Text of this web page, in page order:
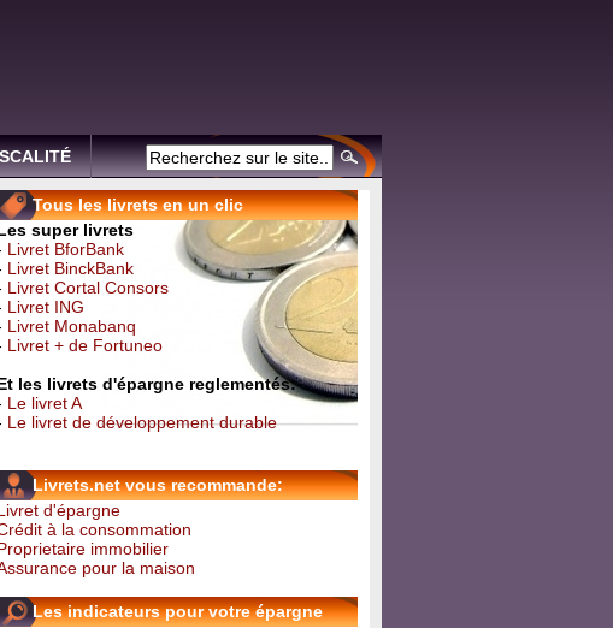
Tous les livrets en un clic
super livrets
Livret BforBank
Livret BinckBank
Livret Cortal Consors
Livret ING
Livret Monabanq
Livret + de Fortuneo
les livrets d'épargne reglementés:
Le livret A
Le livret de développement durable
Livrets.net vous recommande:
d'épargne
à la consommation
immobilier
pour la maison
Les indicateurs pour votre épargne